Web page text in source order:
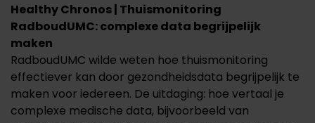
Healthy Chronos | Thuismonitoring
RadboudUMC: complexe data begrijpelijk
maken
RadboudUMC wilde weten hoe thuismonitoring
effectiever kan door gezondheidsdata begrijpelijk te
maken voor iedereen. De uitdaging: hoe vertaal je
complexe medische data, bijvoorbeeld van